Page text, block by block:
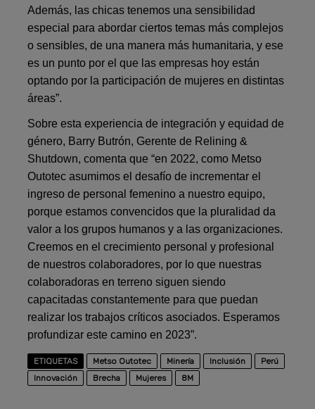
Además, las chicas tenemos una sensibilidad
especial para abordar ciertos temas más complejos
o sensibles, de una manera más humanitaria, y ese
es un punto por el que las empresas hoy están
optando por la participación de mujeres en distintas
áreas”.
Sobre esta experiencia de integración y equidad de
género, Barry Butrón, Gerente de Relining &
Shutdown, comenta que “en 2022, como Metso
Outotec asumimos el desafío de incrementar el
ingreso de personal femenino a nuestro equipo,
porque estamos convencidos que la pluralidad da
valor a los grupos humanos y a las organizaciones.
Creemos en el crecimiento personal y profesional
de nuestros colaboradores, por lo que nuestras
colaboradoras en terreno siguen siendo
capacitadas constantemente para que puedan
realizar los trabajos críticos asociados. Esperamos
profundizar este camino en 2023”.
ETIQUETAS Metso Outotec Minería Inclusión
Perú
Innovación
Brecha Mujeres 8M